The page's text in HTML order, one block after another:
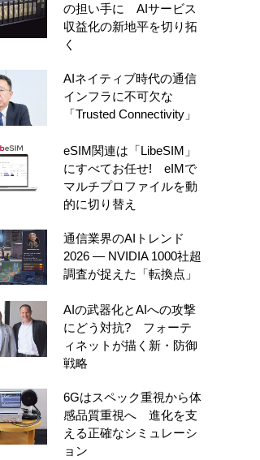
の担い手に AIサービス
収益化の新地平を切り拓
く
AIネイティブ時代の通信
インフラに不可欠な
「Trusted Connectivity」
eSIM関連は「LibeSIM」
にすべてお任せ! eIMで
マルチプロファイルを動
的に切り替え
通信業界のAIトレンド
2026 ― NVIDIA 1000社超
調査が捉えた「転換点」
AIの武器化とAIへの攻撃
にどう対抗? フォーテ
ィネットが描く新・防御
戦略
6Gはスペック重視から体
感品質重視へ 進化を支
える正確なシミュレーシ
ョン